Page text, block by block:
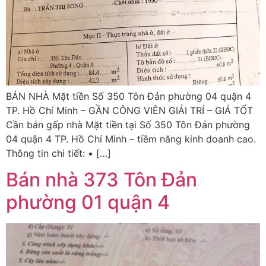
BÁN NHÀ Mặt tiền Số 350 Tôn Đản phường 04 quận 4
TP. Hồ Chí Minh – GẦN CÔNG VIÊN GIẢI TRÍ – GIÁ TỐT
Cần bán gấp nhà Mặt tiền tại Số 350 Tôn Đản phường
04 quận 4 TP. Hồ Chí Minh – tiềm năng kinh doanh cao.
Thông tin chi tiết: • […]
Bán nhà 373 Tôn Đản
phường 01 quận 4